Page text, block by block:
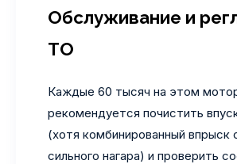
Обслуживание и
ТО
Каждые 60 тысяч на этом
рекомендуется почистить
(хотя комбинированный впрыск
сильного нагара) и проверить